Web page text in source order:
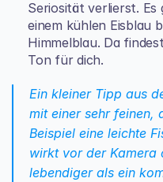
Seriosität verlierst. Es
einem kühlen Eisblau
Himmelblau. Da
Ton für dich.
Ein kleiner Tipp aus
mit einer sehr feinen,
Beispiel eine leichte
wirkt vor der Kamera
lebendiger als ein